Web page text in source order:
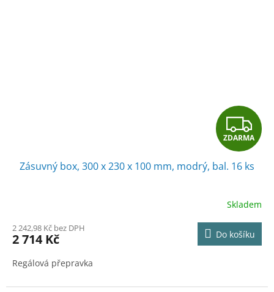
Z
D
A
R
M
A
ZDARMA
Zásuvný box, 300 x 230 x 100 mm, modrý, bal. 16 ks
Skladem
2 242,98 Kč bez DPH
2 714 Kč Do košíku
Regálová přepravka